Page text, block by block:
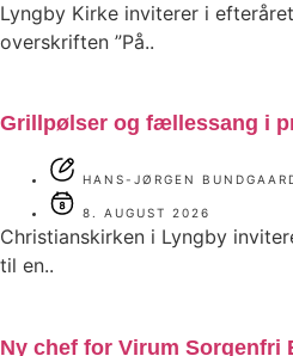
Lyngby Kirke inviterer i
overskriften ”På..
Grillpølser og fællessang i
HANS-JØRGEN
8. AUGUST 2026
Christianskirken i Lyngby
til en..
Ny chef for Virum Sorgenfri